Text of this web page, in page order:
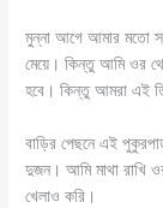
মুন্না আগে আমার মতো
মেয়ে। কিন্তু আমি ওর
হবে। কিন্তু আমরা এই
বাড়ির পেছনে এই
দুজন। আমি মাথা রাখি
খেলাও করি।